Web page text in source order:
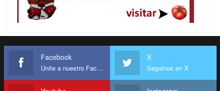
Facebook
Unite a nuestro Facebook
X
Seguinos en X